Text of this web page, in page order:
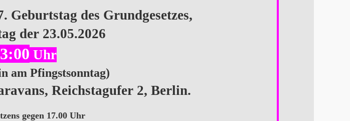
des Grundgesetzes,
der 23.05.2026
Uhr
am Pfingstsonntag)
Reichstagufer 2, Berlin.
gegen 17.00 Uhr